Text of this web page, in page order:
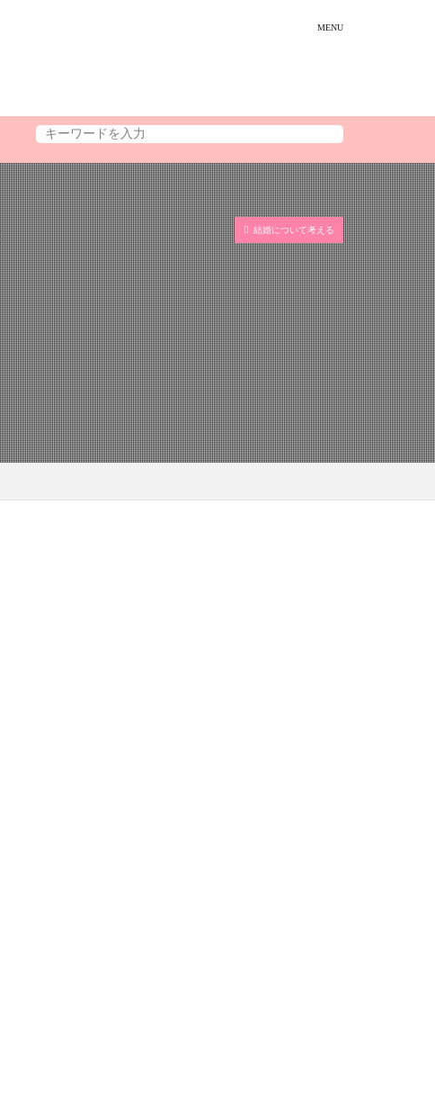
結婚について考える